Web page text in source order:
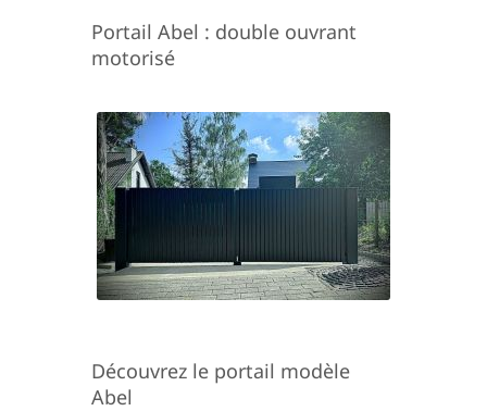
Portail Abel : double ouvrant
motorisé
Découvrez le portail modèle
Abel